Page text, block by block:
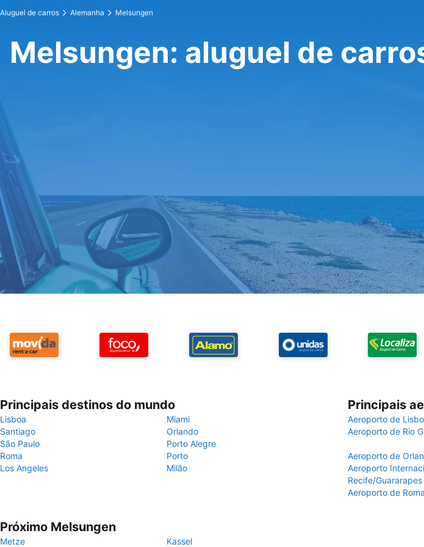
Aluguel de carros Alemanha Melsungen
Melsungen: aluguel de
Principais destinos do mundo
Lisboa
Miami
Santiago
Orlando
São Paulo
Porto Alegre
Roma
Porto
Los Angeles
Milão
Principais
Aeroporto de
Aeroporto de Rio
Aeroporto de
Aeroporto
Recife/
Aeroporto de
Próximo Melsungen
Metze Kassel